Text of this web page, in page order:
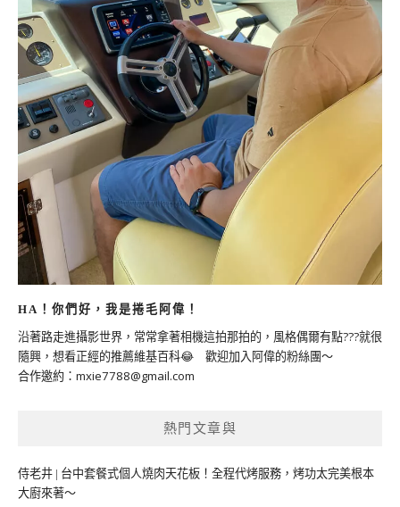
HA！你們好，我是捲毛阿偉！
沿著路走進攝影世界，常常拿著相機這拍那拍的，風格偶爾有點???就很
隨興，想看正經的推薦維基百科😂 歡迎加入阿偉的粉絲團～
合作邀約： mxie7788@gmail.com
熱門文章與
侍老井 | 台中套餐式個人燒肉天花板！全程代烤服務，烤功太完美根本
大廚來著～